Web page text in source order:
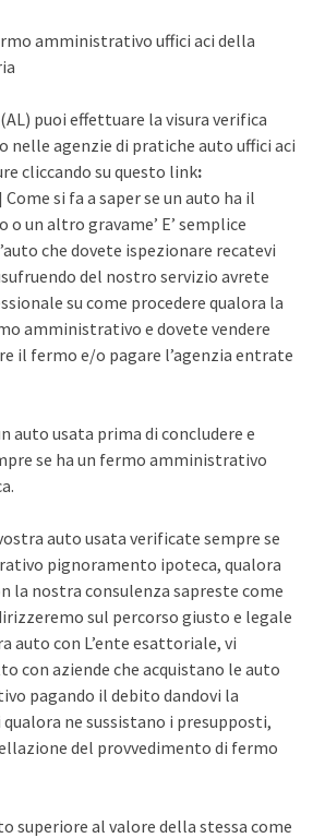
amministrativo uffici aci della
puoi effettuare la visura verifica
agenzie di pratiche auto uffici aci
cliccando su questo link:
si fa a saper se un auto ha il
un altro gravame’ E’ semplice
che dovete ispezionare recatevi
del nostro servizio avrete
su come procedere qualora la
amministrativo e dovete vendere
il fermo e/o pagare l’agenzia entrate
auto usata prima di concludere e
se ha un fermo amministrativo
auto usata verificate sempre se
pignoramento ipoteca, qualora
la nostra consulenza sapreste come
sul percorso giusto e legale
auto con L’ente esattoriale, vi
con aziende che acquistano le auto
pagando il debito dandovi la
ne sussistano i presupposti,
del provvedimento di fermo
superiore al valore della stessa come